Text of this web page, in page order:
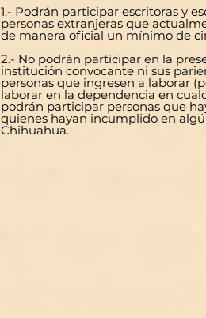
1.- Podrán participar escritoras y
personas extranjeras que
de manera oficial un mínimo de
2.- No podrán participar en la
institución convocante ni sus
personas que ingresen a laborar
laborar en la dependencia en
podrán participar personas que
quienes hayan incumplido en
Chihuahua.